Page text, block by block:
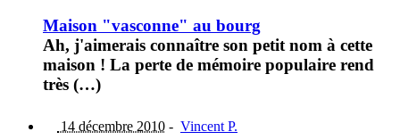
Maison "vasconne" au bourg
Ah, j'aimerais connaître son petit nom à cette
maison ! La perte de mémoire populaire rend
très (…)
14 décembre 2010 - Vincent P.